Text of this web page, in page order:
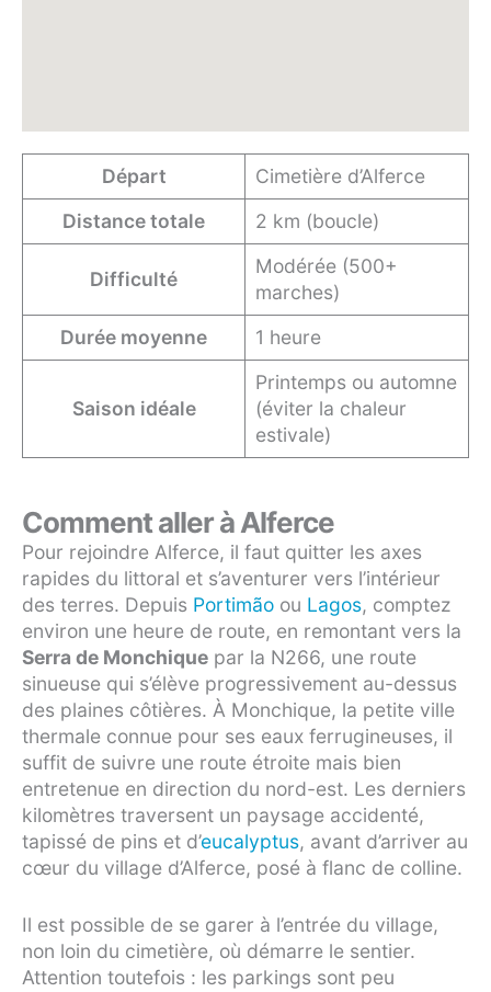
Départ
Cimetière d’Alferce
Distance totale
2 km (boucle)
Difficulté
Modérée (500+
marches)
Durée moyenne
1 heure
Saison idéale
Printemps ou automne
(éviter la chaleur
estivale)
Comment aller à Alferce
Pour rejoindre Alferce, il faut quitter les axes
rapides du littoral et s’aventurer vers l’intérieur
des terres. Depuis Portimão ou Lagos, comptez
environ une heure de route, en remontant vers la
Serra de Monchique par la N266, une route
sinueuse qui s’élève progressivement au-dessus
des plaines côtières. À Monchique, la petite ville
thermale connue pour ses eaux ferrugineuses, il
suffit de suivre une route étroite mais bien
entretenue en direction du nord-est. Les derniers
kilomètres traversent un paysage accidenté,
tapissé de pins et d’eucalyptus, avant d’arriver au
cœur du village d’Alferce, posé à flanc de colline.
Il est possible de se garer à l’entrée du village,
non loin du cimetière, où démarre le sentier.
Attention toutefois : les parkings sont peu